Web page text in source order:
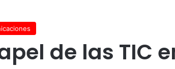
de las TIC